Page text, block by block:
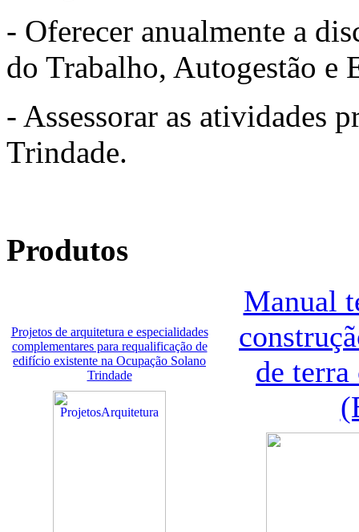
- Oferecer anualmente a
do Trabalho, Autogestão e
- Assessorar as atividades
Trindade.
Produtos
Projetos de arquitetura e especialidades
complementares para requalificação de
edifício existente na Ocupação Solano
Trindade
Manual
de terra